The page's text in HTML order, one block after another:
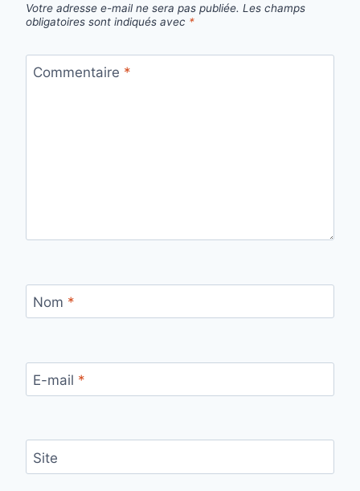
Votre adresse e-mail ne sera pas publiée. Les champs
obligatoires sont indiqués avec *
Commentaire *
Nom *
E-mail *
Site